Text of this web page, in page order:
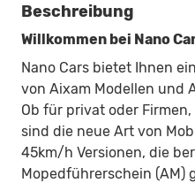
Beschreibung
Willkommen bei Nano
Nano Cars bietet Ihnen
von Aixam Modellen und
Ob für privat oder
sind die neue Art von
45km/h Versionen, die
Mopedführerschein (AM)